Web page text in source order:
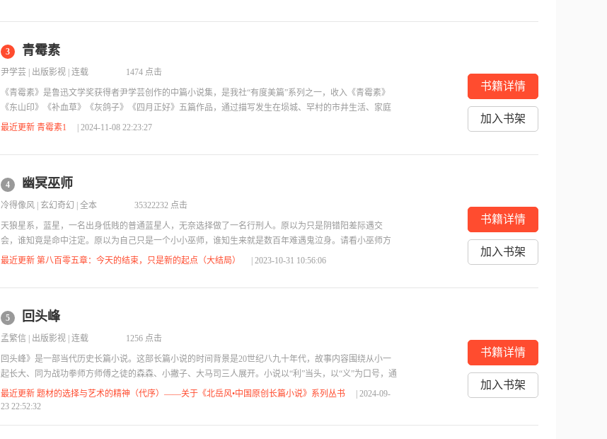
3 青霉素
尹学芸 出版影视 | 连载 1474 点击
《青霉素》是鲁迅文学奖获得者尹学芸创作的中篇小说集，是我社“有度美篇”系列之一，收入《青霉素》
《东山印》《补血草》《灰鸽子》《四月正好》五篇作品，通过描写发生在埙城、罕村的市井生活、家庭
琐事，关注当下现实生活，从乡村到城市，从知识分子到官场，勾画出丰富的乡村人物图谱，将人性的幽
生活、命运是当代社会现实的缩影，读者可以从中看到当今中国的社会现象、人生百态、人物命运和时代
最近更新 青霉素1 | 2024-11-08 22:23:27
书籍详情
加入书架
4 幽冥巫师
冷得像风 玄幻奇幻 | 全本 35322232 点击
天狼星系，蓝星，一名出身低贱的普通蓝星人，无奈选择做了一名行刑人。原以为只是阴错阳差际遇交
会，谁知竟是命中注定。原以为自己只是一个小小巫师，谁知生来就是数百年难遇鬼泣身。请看小巫师方
南燕的顶级努力之路。他想要的是最普通生活，与相爱的人在一起，生儿育女；命运给他的，却是踩了狗
最近更新 第八百零五章：今天的结束，只是新的起点（大结局） | 2023-10-31 10:56:06
书籍详情
加入书架
5 回头峰
孟繁信 出版影视 | 连载 1256 点击
回头峰》是一部当代历史长篇小说。这部长篇小说的时间背景是20世纪八九十年代，故事内容围绕从小一
起长大、同为战功拳师方师傅之徒的森森、小撇子、大马司三人展开。小说以“利”当头，以“义”为口号，通
篇充满江湖气息。小说对社会矛盾的揭示、人性的挖掘都很深入，人物形象个性鲜明、丰满。
最近更新 题材的选择与艺术的精神（代序）——关于《北岳风•中国原创长篇小说》系列丛书
| 2024-09-
23 22:52:32
书籍详情
加入书架
最近阅读